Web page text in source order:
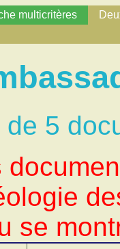
multicritères
de 5
se